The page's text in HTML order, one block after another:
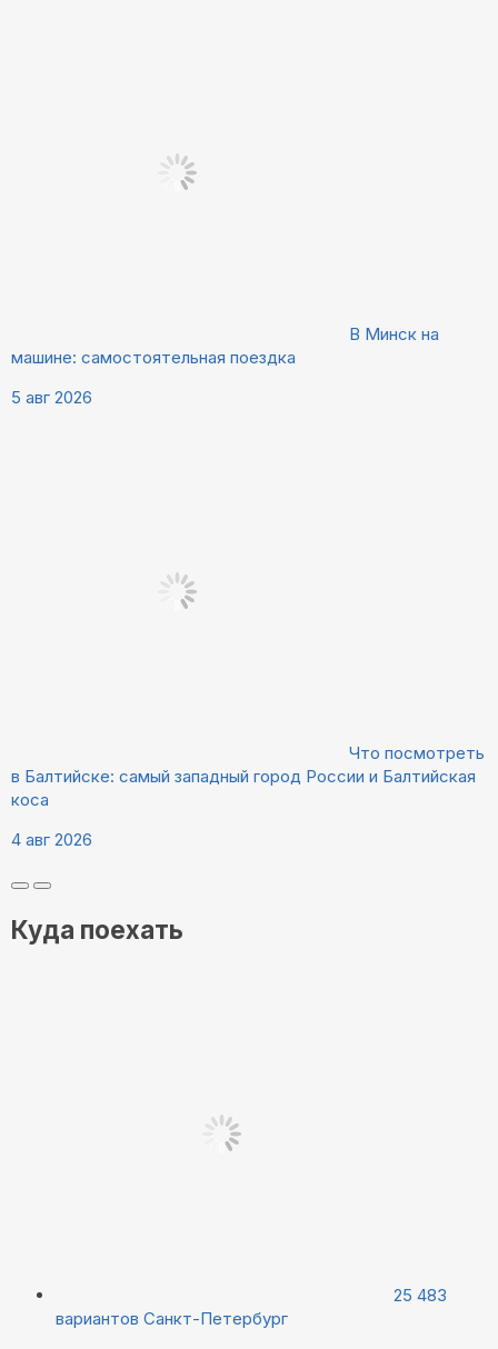
В Минск на
машине: самостоятельная поездка
5 авг 2026
Что посмотреть
в Балтийске: самый западный город России и Балтийская
коса
4 авг 2026
Куда поехать
25 483
вариантов Санкт-Петербург